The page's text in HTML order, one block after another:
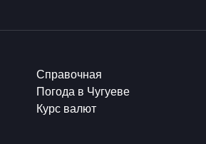
Справочная
Погода в Чугуеве
Курс валют